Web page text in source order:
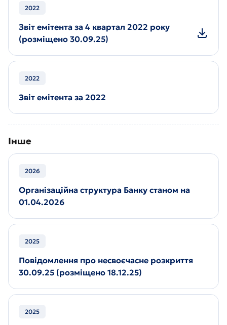
2022
Звіт емітента за 4 квартал 2022 року
(розміщено 30.09.25)
2022
Звіт емітента за 2022
Інше
2026
Організаційна структура Банку станом на
01.04.2026
2025
Повідомлення про несвоєчасне розкриття
30.09.25 (розміщено 18.12.25)
2025